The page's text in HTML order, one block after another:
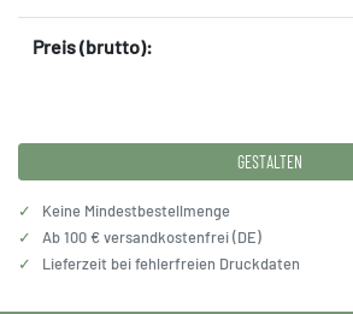
Preis (brutto):
GESTALTEN
✓
Keine Mindestbestellmenge
✓
Ab 100 € versandkostenfrei (DE)
✓
Lieferzeit bei fehlerfreien Druckdaten